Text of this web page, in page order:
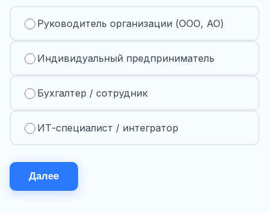
Руководитель организации (ООО, АО)
Индивидуальный предприниматель
Бухгалтер / сотрудник
ИТ-специалист / интегратор
Далее